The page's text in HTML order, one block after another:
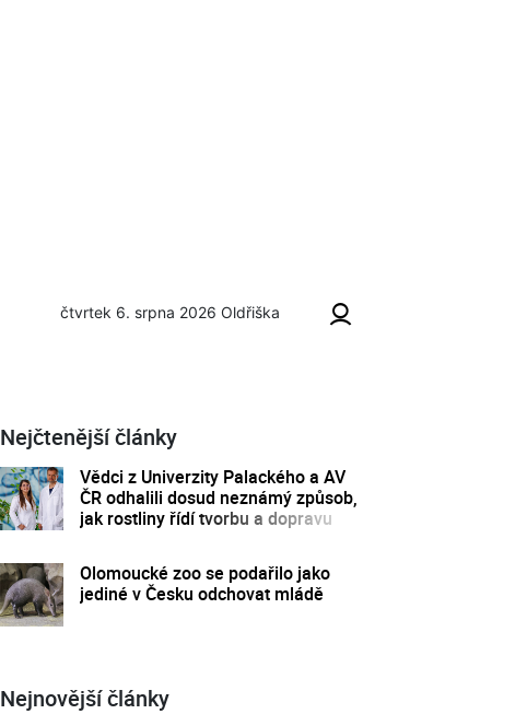
čtvrtek 6. srpna 2026 Oldřiška
Nejčtenější články
Vědci z Univerzity Palackého a AV
ČR odhalili dosud neznámý způsob,
jak rostliny řídí tvorbu a dopravu
Olomoucké zoo se podařilo jako
jediné v Česku odchovat mládě
Nejnovější články